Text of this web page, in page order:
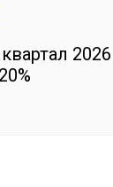
2026